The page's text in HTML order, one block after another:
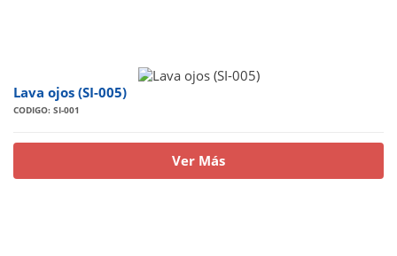
Lava ojos (SI-005)
CODIGO: SI-001
Ver Más